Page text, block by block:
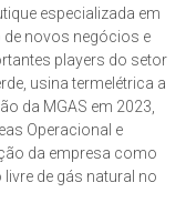
especializada em
de novos negócios e
players do setor
usina termelétrica a
da MGAS em 2023,
Operacional e
da empresa como
de gás natural no